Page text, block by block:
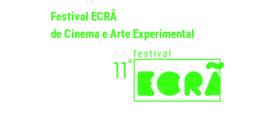
Festival ECRÃ
de Cinema e Arte Experimental